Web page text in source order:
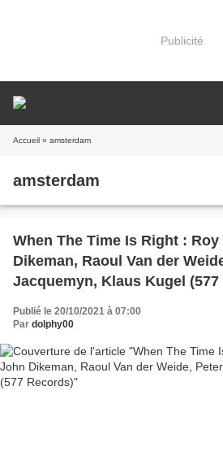
Publicité
Accueil » amsterdam
amsterdam
When The Time Is Right :
Dikeman, Raoul Van der
Jacquemyn, Klaus Kugel (577
Publié le 20/10/2021 à 07:00
Par dolphy00